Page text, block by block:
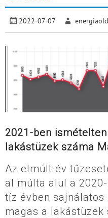
2022-07-07
2021-ben
lakástüzek száma
Az elmúlt év
al múlta alul a
tíz évben sajnálatos
magas a lakástüzek